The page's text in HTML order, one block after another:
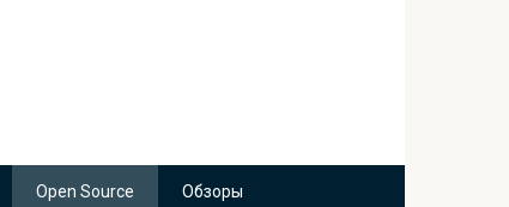
Open Source Обзоры